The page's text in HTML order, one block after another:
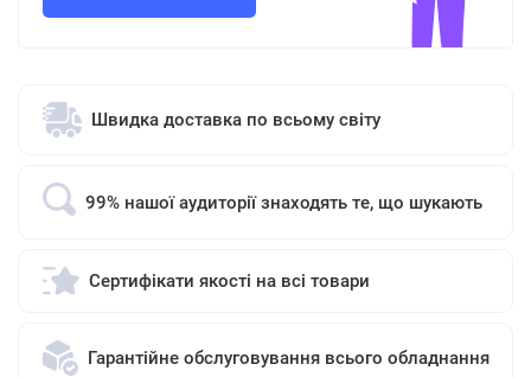
Швидка доставка по всьому світу
99% нашої аудиторії знаходять те, що шукають
Сертифікати якості на всі товари
Гарантійне обслуговування всього обладнання